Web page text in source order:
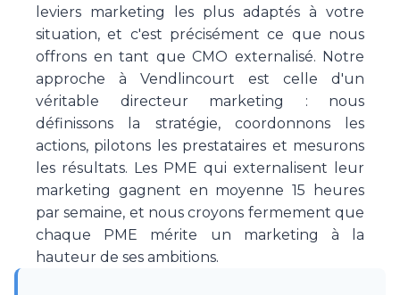
leviers marketing les plus adaptés à votre
situation, et c'est précisément ce que nous
offrons en tant que CMO externalisé. Notre
approche à Vendlincourt est celle d'un
véritable directeur marketing : nous
définissons la stratégie, coordonnons les
actions, pilotons les prestataires et mesurons
les résultats. Les PME qui externalisent leur
marketing gagnent en moyenne 15 heures
par semaine, et nous croyons fermement que
chaque PME mérite un marketing à la
hauteur de ses ambitions.